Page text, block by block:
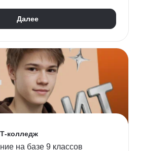
Далее
колледж
на базе 9 классов